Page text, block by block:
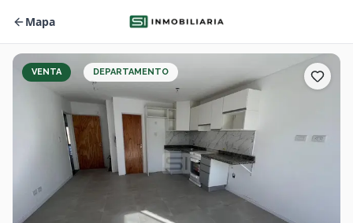
Mapa
VENTA DEPARTAMENTO